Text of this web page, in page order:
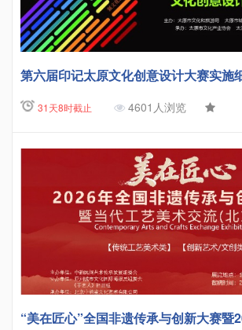
第六届印记太原文化创意设计大赛实施
31天8时截止 4601人浏览
“美在匠心”全国非遗传承与创新大赛暨